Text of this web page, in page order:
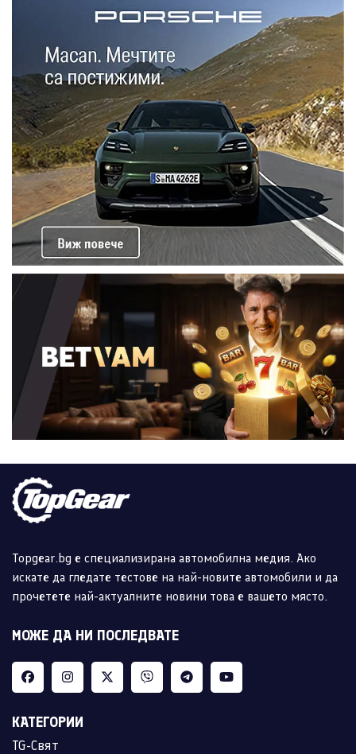
Topgear.bg е специализирана автомобилна медия. Ако
искате да гледате тестове на най-новите автомобили и да
прочетете най-актуалните новини това е вашето място.
МОЖЕ ДА НИ ПОСЛЕДВАТЕ
КАТЕГОРИИ
TG-Свят